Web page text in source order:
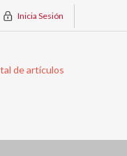
Inicia Sesión
de artículos